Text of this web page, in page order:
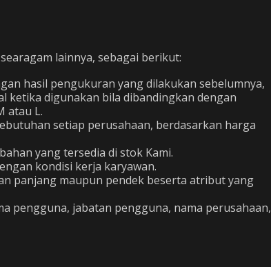
lainnya, sebagai berikut:
hasil pengukuran yang dilakukan sebelumnya,
ketika digunakan bila dibandingkan dengan
atau L.
setiap perusahaan, berdasarkan harga
yang tersedia di stok Kami.
kondisi kerja karyawan.
panjang maupun pendek beserta atribut yang
pengguna, jabatan pengguna, nama perusahaan,